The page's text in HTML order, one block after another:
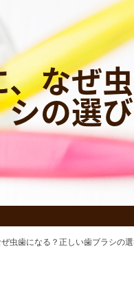
なぜ
シの選
虫歯になる？正しい歯ブラシの